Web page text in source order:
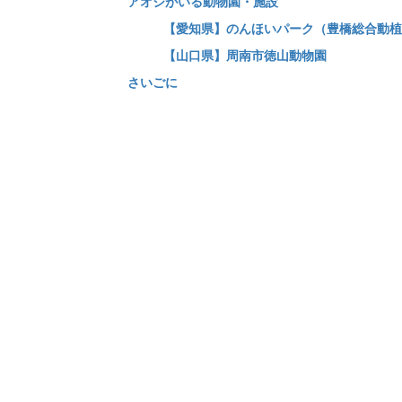
【愛知県】のんほいパーク（豊橋総合動
【山口県】周南市徳山動物園
さいごに